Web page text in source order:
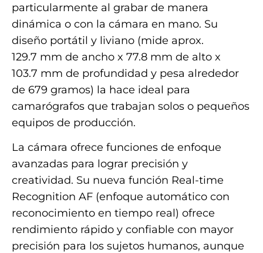
particularmente al grabar de manera
dinámica o con la cámara en mano. Su
diseño portátil y liviano (mide aprox.
129.7 mm de ancho x 77.8 mm de alto x
103.7 mm de profundidad y pesa alrededor
de 679 gramos) la hace ideal para
camarógrafos que trabajan solos o pequeños
equipos de producción.
La cámara ofrece funciones de enfoque
avanzadas para lograr precisión y
creatividad. Su nueva función Real-time
Recognition AF (enfoque automático con
reconocimiento en tiempo real) ofrece
rendimiento rápido y confiable con mayor
precisión para los sujetos humanos, aunque